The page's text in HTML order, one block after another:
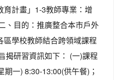
計畫」1-3教師專業：增
、目的：推廣整合本市戶外
學校教師結合跨領域課程
揭研習資訊如下： (一)課程
一) 8:30-13:00(供午餐)；